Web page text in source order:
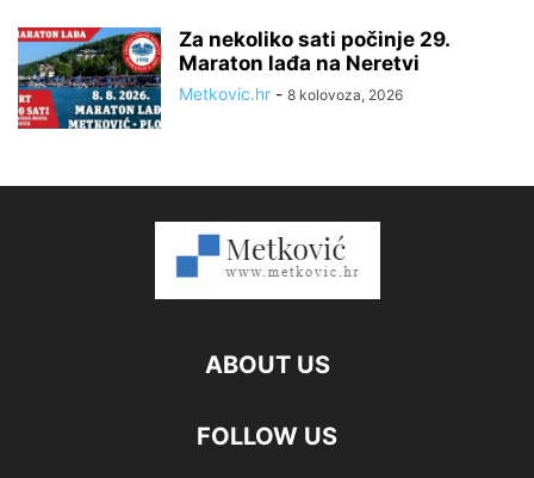
Za nekoliko sati počinje 29.
Maraton lađa na Neretvi
Metkovic.hr - 8 kolovoza, 2026
ABOUT US
FOLLOW US